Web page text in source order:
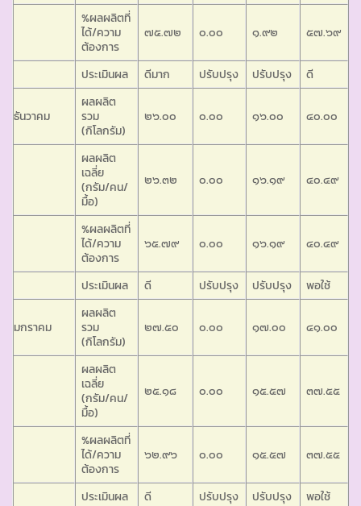
%ผลผลิตที่
ได้/ความ
ต้องการ
๗๕.๗๒ ๐.๐๐ ๑.๙๒ ๕๗.๖๙
ประเมินผล ดีมาก ปรับปรุง ปรับปรุง ดี
ธันวาคม
ผลผลิต
รวม
(กิโลกรัม)
๒๖.๐๐ ๐.๐๐ ๑๖.๐๐ ๔๐.๐๐
ผลผลิต
เฉลี่ย
(กรัม/คน/
มื้อ)
๒๖.๓๒ ๐.๐๐ ๑๖.๑๙ ๔๐.๔๙
%ผลผลิตที่
ได้/ความ
ต้องการ
๖๕.๗๙ ๐.๐๐ ๑๖.๑๙ ๔๐.๔๙
ประเมินผล ดี ปรับปรุง ปรับปรุง พอใช้
มกราคม
ผลผลิต
รวม
(กิโลกรัม)
๒๗.๕๐ ๐.๐๐ ๑๗.๐๐ ๔๑.๐๐
ผลผลิต
เฉลี่ย
(กรัม/คน/
มื้อ)
๒๕.๑๘ ๐.๐๐ ๑๕.๕๗ ๓๗.๕๕
%ผลผลิตที่
ได้/ความ
ต้องการ
๖๒.๙๖ ๐.๐๐ ๑๕.๕๗ ๓๗.๕๕
ประเมินผล ดี ปรับปรุง ปรับปรุง พอใช้